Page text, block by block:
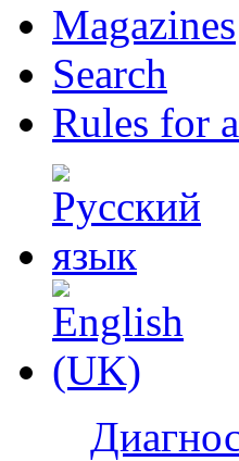
Magazines
Search
Rules for